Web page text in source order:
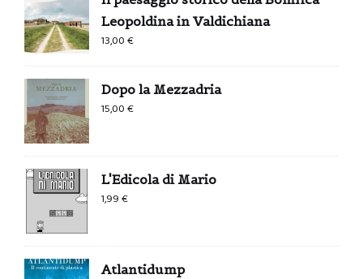
Leopoldina in Valdichiana
13,00€
Dopo la Mezzadria
15,00€
L'Edicola di Mario
1,99€
Atlantidump